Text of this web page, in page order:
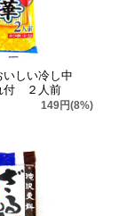
しい冷し中
付 ２人前
149円(8%)